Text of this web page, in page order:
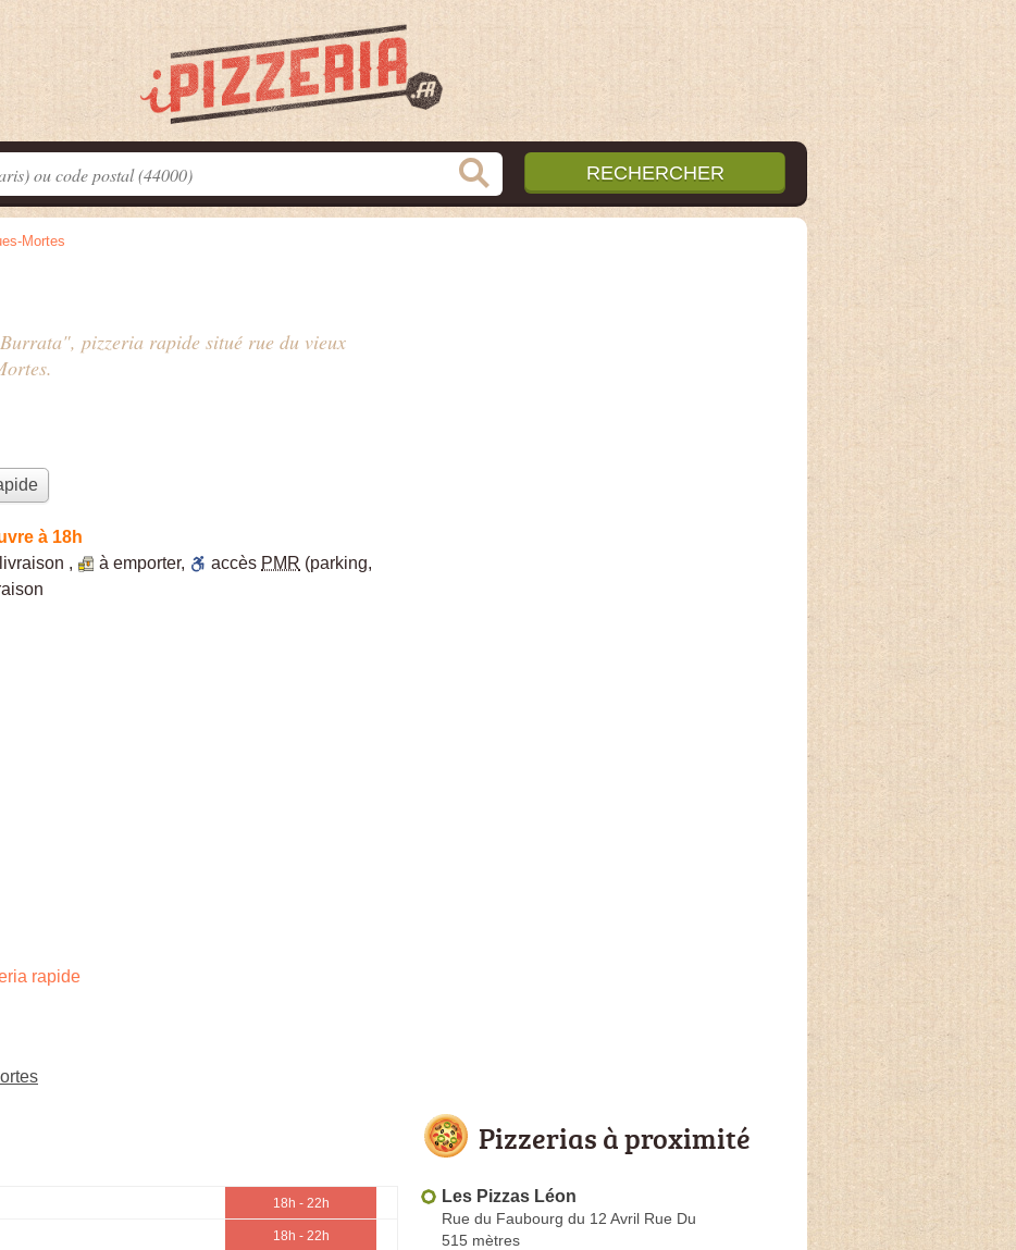
Mortes
pizzeria rapide situé rue du vieux
à 18h
livraison , à emporter, accès PMR (parking,
rapide
18h - 22h
18h - 22h
Pizzerias à proximité
Les Pizzas Léon
Rue du Faubourg du 12 Avril Rue Du
515 mètres